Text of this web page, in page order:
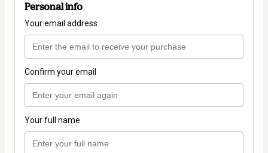
Personal info
Your email address
Confirm your email
Your full name